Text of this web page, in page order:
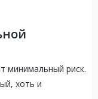
минимальный риск.
хоть и